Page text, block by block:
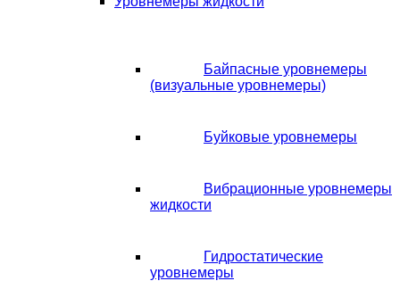
Байпасные уровнемеры
(визуальные уровнемеры)
Буйковые уровнемеры
Вибрационные уровнемеры
жидкости
Гидростатические
уровнемеры